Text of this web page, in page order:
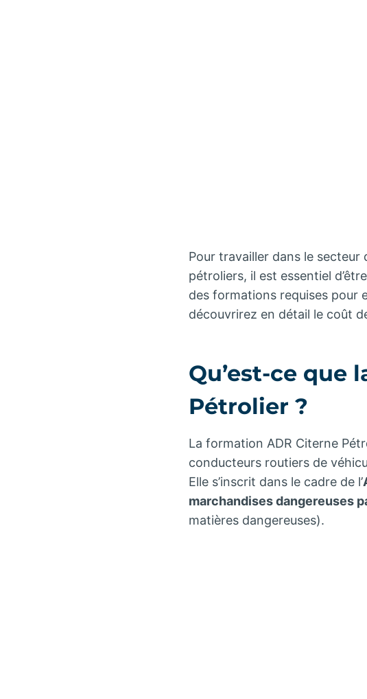
Pour travailler dans le
pétroliers, il est essentiel
des formations requises pour
découvrirez en détail le coût
Qu’est-ce que
Pétrolier ?
La formation ADR Citerne
conducteurs routiers de
Elle s’inscrit dans le cadre de l’
marchandises dangereuses
matières dangereuses).